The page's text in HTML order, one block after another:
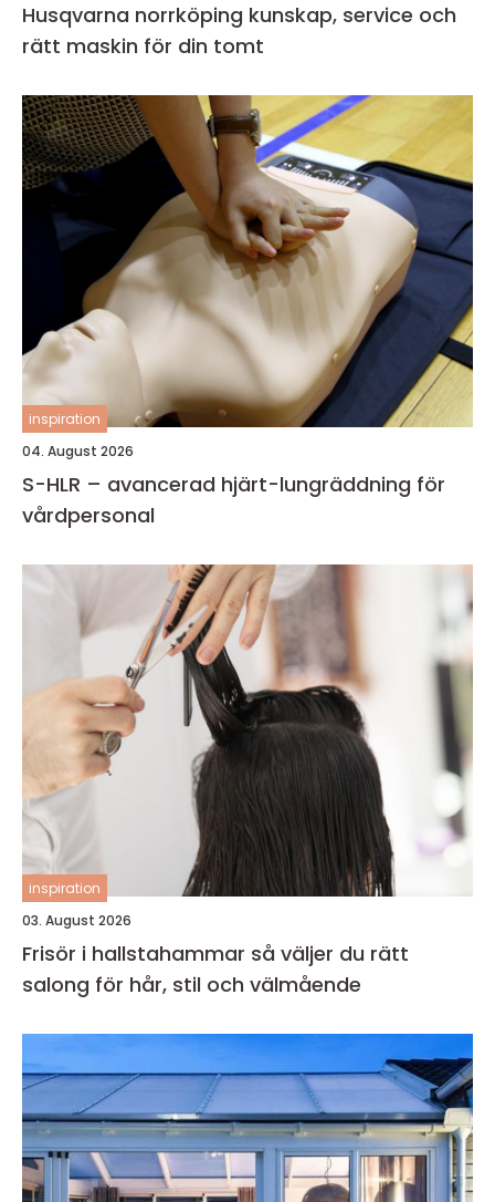
Husqvarna norrköping kunskap, service och
rätt maskin för din tomt
inspiration
04. August 2026
S-HLR – avancerad hjärt-lungräddning för
vårdpersonal
inspiration
03. August 2026
Frisör i hallstahammar så väljer du rätt
salong för hår, stil och välmående